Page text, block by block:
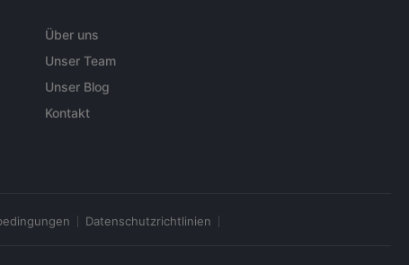
Über uns
Unser Team
Unser Blog
Kontakt
Datenschutzrichtlinien